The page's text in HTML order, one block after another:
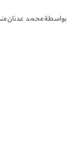
بواسطةمحمد عدنانمنذ 10